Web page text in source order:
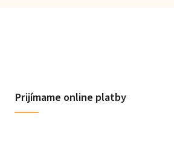
Prijímame online platby